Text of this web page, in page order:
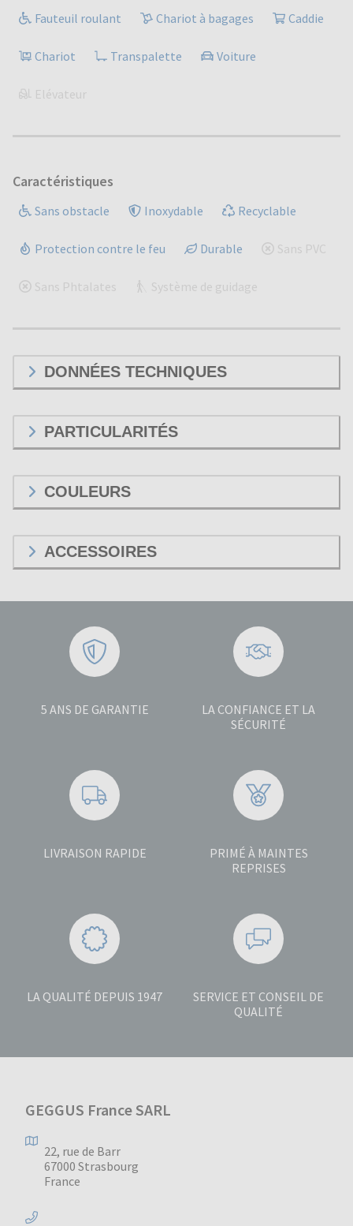
Fauteuil roulant Chariot à bagages Caddie
Chariot Transpalette Voiture
Elévateur
Caractéristiques
Sans obstacle Inoxydable Recyclable
Protection contre le feu Durable Sans PVC
Sans Phtalates Système de guidage
DONNÉES TECHNIQUES
PARTICULARITÉS
COULEURS
ACCESSOIRES
5 ANS DE GARANTIE
LA CONFIANCE ET LA
SÉCURITÉ
LIVRAISON RAPIDE
PRIMÉ À MAINTES
REPRISES
LA QUALITÉ DEPUIS 1947
SERVICE ET CONSEIL DE
QUALITÉ
GEGGUS France SARL
22, rue de Barr
67000 Strasbourg
France